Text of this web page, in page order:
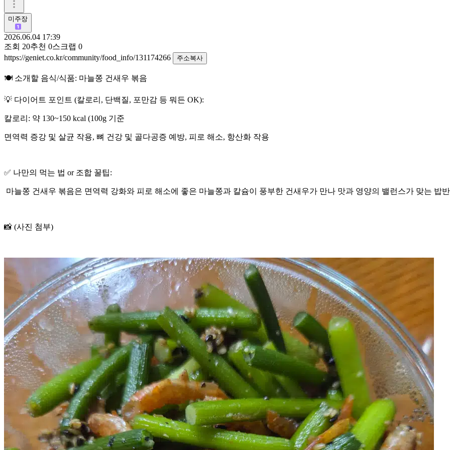
미주장
2026.06.04 17:39
조회 20추천 0스크랩 0
https://geniet.co.kr/community/food_info/131174266
주소복사
🍽️ 소개할 음식/식품: 마늘쫑 건새우 볶음
💡 다이어트 포인트 (칼로리, 단백질, 포만감 등 뭐든 OK):
칼로리: 약 130~150 kcal (100g 기준
면역력 증강 및 살균 작용, 뼈 건강 및 골다공증 예방, 피로 해소, 항산화 작용
✅ 나만의 먹는 법 or 조합 꿀팁:
마늘쫑 건새우 볶음은 면역력 강화와 피로 해소에 좋은 마늘쫑과 칼슘이 풍부한 건새우가 만나 맛과 영양의 밸런스가 맞는 밥
📸 (사진 첨부)